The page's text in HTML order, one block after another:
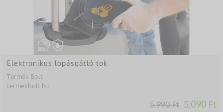
Elektronikus lopásgátló tok
Termék Bolt
termekbolt.hu
5.990 Ft 5.090 Ft